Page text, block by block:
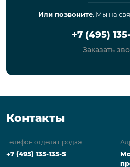
Или позвоните.Мы на
+7 (495)
Заказать
Контакты
Телефон отдела продаж
+7 (495) 135-135-5